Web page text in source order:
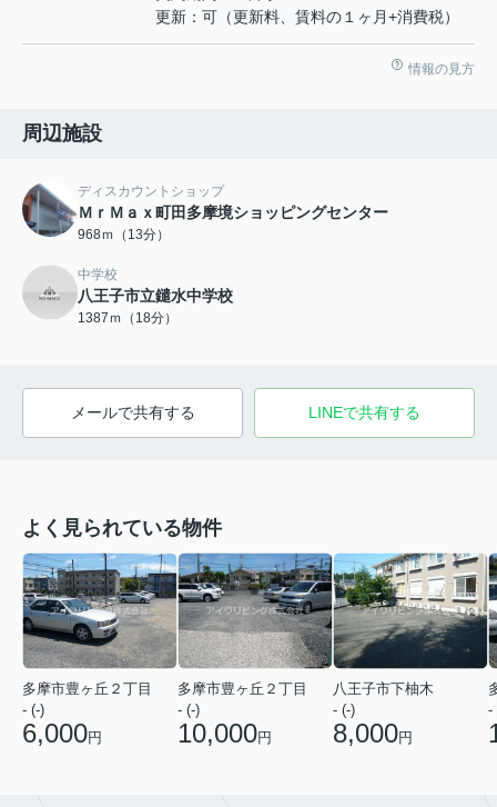
更新：可（更新料、賃料の１ヶ月+消費税）
情報の見方
周辺施設
ディスカウントショップ
ＭｒＭａｘ町田多摩境ショッピングセンター
968ｍ（13分）
中学校
八王子市立鑓水中学校
1387ｍ（18分）
メールで共有する LINEで共有する
よく見られている物件
多摩市豊ヶ丘２丁目
- (-)
6,000円
多摩市豊ヶ丘２丁目
- (-)
10,000円
八王子市下柚木
- (-)
8,000円
-